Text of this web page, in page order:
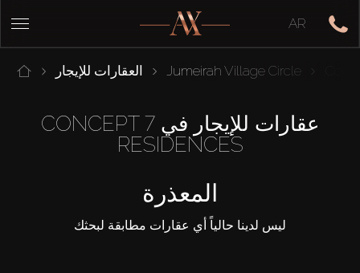
AR
العقارات للإيجار Jumeirah Village Circle
عقارات للإيجار في CONCEPT 7
RESIDENCES
المعذرة
ليس لدينا حالياً أي عقارات مطابقة لبحثك